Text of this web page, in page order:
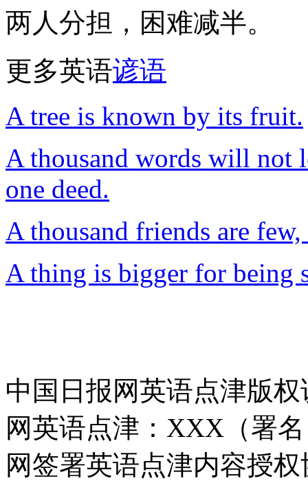
两人分担，困难减半。
更多英语谚语
A tree is known by its fruit.
A thousand words will not
one deed.
A thousand friends are
A thing is bigger for being
中国日报网英语点津版
网英语点津：XXX（署
网签署英语点津内容授